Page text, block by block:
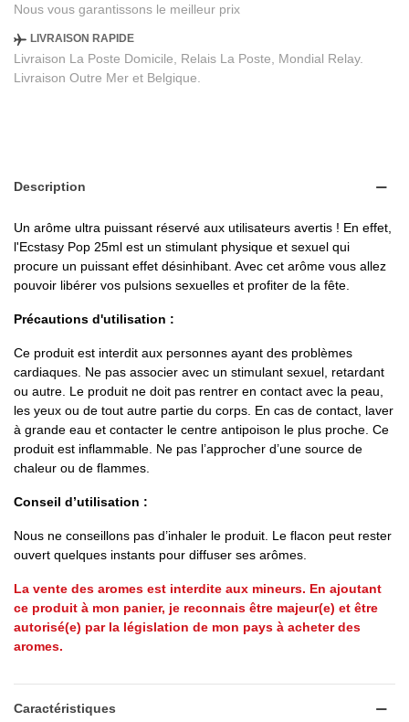
Nous vous garantissons le meilleur prix
LIVRAISON RAPIDE
Livraison La Poste Domicile, Relais La Poste, Mondial Relay.
Livraison Outre Mer et Belgique.
Description
Un arôme ultra puissant réservé aux utilisateurs avertis ! En effet,
l'Ecstasy Pop 25ml est un stimulant physique et sexuel qui
procure un puissant effet désinhibant. Avec cet arôme vous allez
pouvoir libérer vos pulsions sexuelles et profiter de la fête.
Précautions d'utilisation :
Ce produit est interdit aux personnes ayant des problèmes
cardiaques. Ne pas associer avec un stimulant sexuel, retardant
ou autre. Le produit ne doit pas rentrer en contact avec la peau,
les yeux ou de tout autre partie du corps. En cas de contact, laver
à grande eau et contacter le centre antipoison le plus proche. Ce
produit est inflammable. Ne pas l’approcher d’une source de
chaleur ou de flammes.
Conseil d’utilisation :
Nous ne conseillons pas d’inhaler le produit. Le flacon peut rester
ouvert quelques instants pour diffuser ses arômes.
La vente des aromes est interdite aux mineurs. En ajoutant
ce produit à mon panier, je reconnais être majeur(e) et être
autorisé(e) par la législation de mon pays à acheter des
aromes.
Caractéristiques